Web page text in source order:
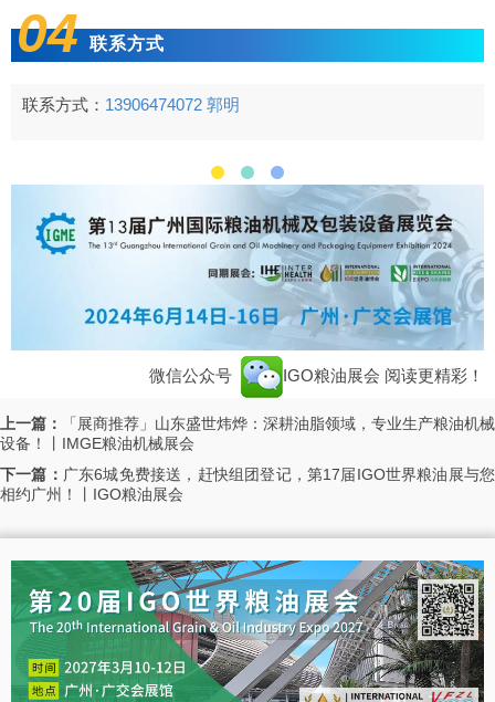
04 联系方式
联系方式： 13906474072 郭明
微信公众号 IGO粮油展会 阅读更精彩！
上一篇：
「展商推荐」山东盛世炜烨：深耕油脂领域，专业生产粮油机械
设备！丨IMGE粮油机械展会
下一篇： 广东6城免费接送，赶快组团登记，第17届IGO世界粮油展与您
相约广州！丨IGO粮油展会